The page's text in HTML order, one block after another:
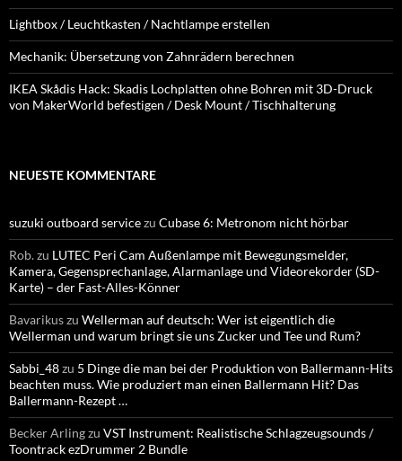
Lightbox / Leuchtkasten / Nachtlampe erstellen
Mechanik: Übersetzung von Zahnrädern berechnen
IKEA Skådis Hack: Skadis Lochplatten ohne Bohren mit 3D-Druck
von MakerWorld befestigen / Desk Mount / Tischhalterung
NEUESTE KOMMENTARE
suzuki outboard servicezu Cubase 6: Metronom nicht hörbar
Rob.zu LUTEC Peri Cam Außenlampe mit Bewegungsmelder,
Kamera, Gegensprechanlage, Alarmanlage und Videorekorder (SD-
Karte) – der Fast-Alles-Könner
Bavarikuszu Wellerman auf deutsch: Wer ist eigentlich die
Wellerman und warum bringt sie uns Zucker und Tee und Rum?
Sabbi_48zu 5 Dinge die man bei der Produktion von Ballermann-Hits
beachten muss. Wie produziert man einen Ballermann Hit? Das
Ballermann-Rezept …
Becker Arlingzu VST Instrument: Realistische Schlagzeugsounds /
Toontrack ezDrummer 2 Bundle